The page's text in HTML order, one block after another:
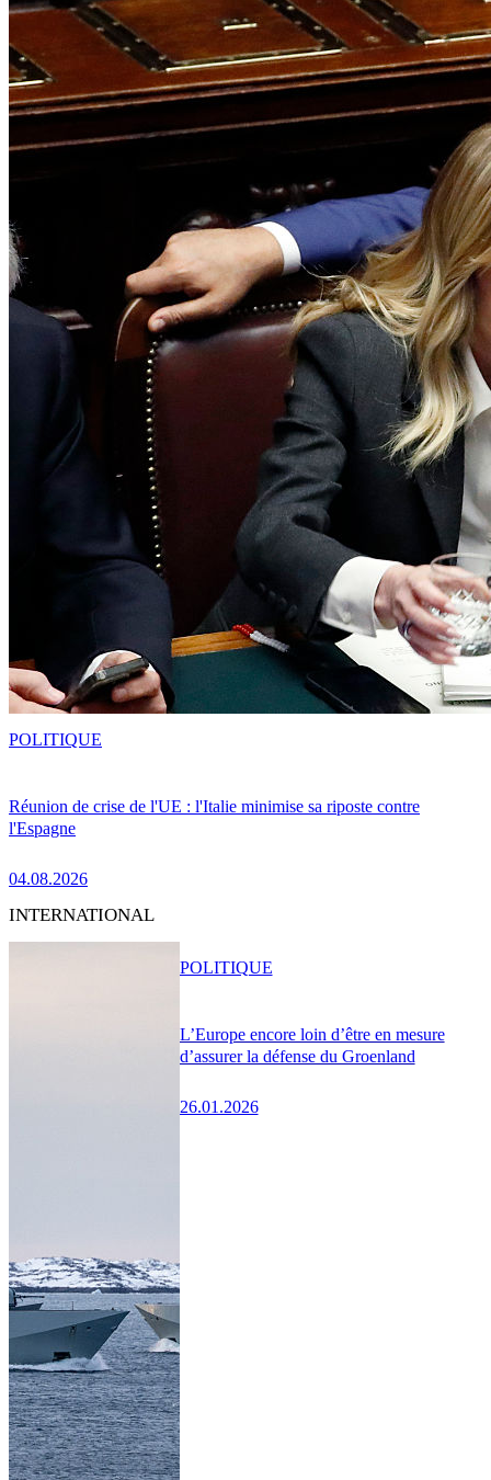
Réunion de crise de l'UE : l'Italie minimise sa riposte contre
l'Espagne
04.08.2026
POLITIQUE
INTERNATIONAL
L’Europe encore loin d’être en mesure
d’assurer la défense du Groenland
26.01.2026
POLITIQUE